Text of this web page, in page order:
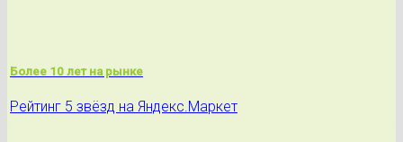
Более 10 лет на рынке
Рейтинг 5 звёзд на Яндекс.Маркет